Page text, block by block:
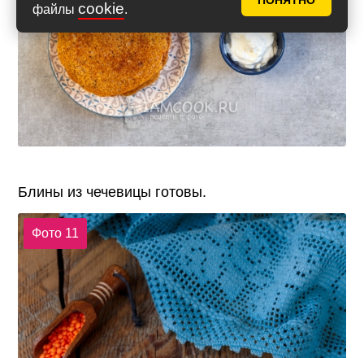
файлы cookie.
Блины из чечевицы готовы.
Фото 11